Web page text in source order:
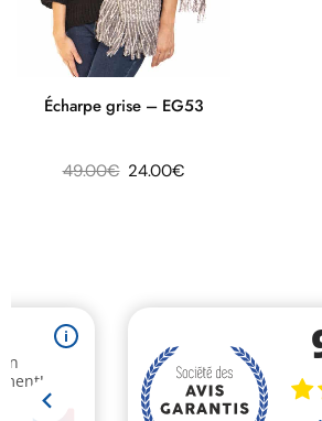
Écharpe grise – EG53
49.00€ 24.00€